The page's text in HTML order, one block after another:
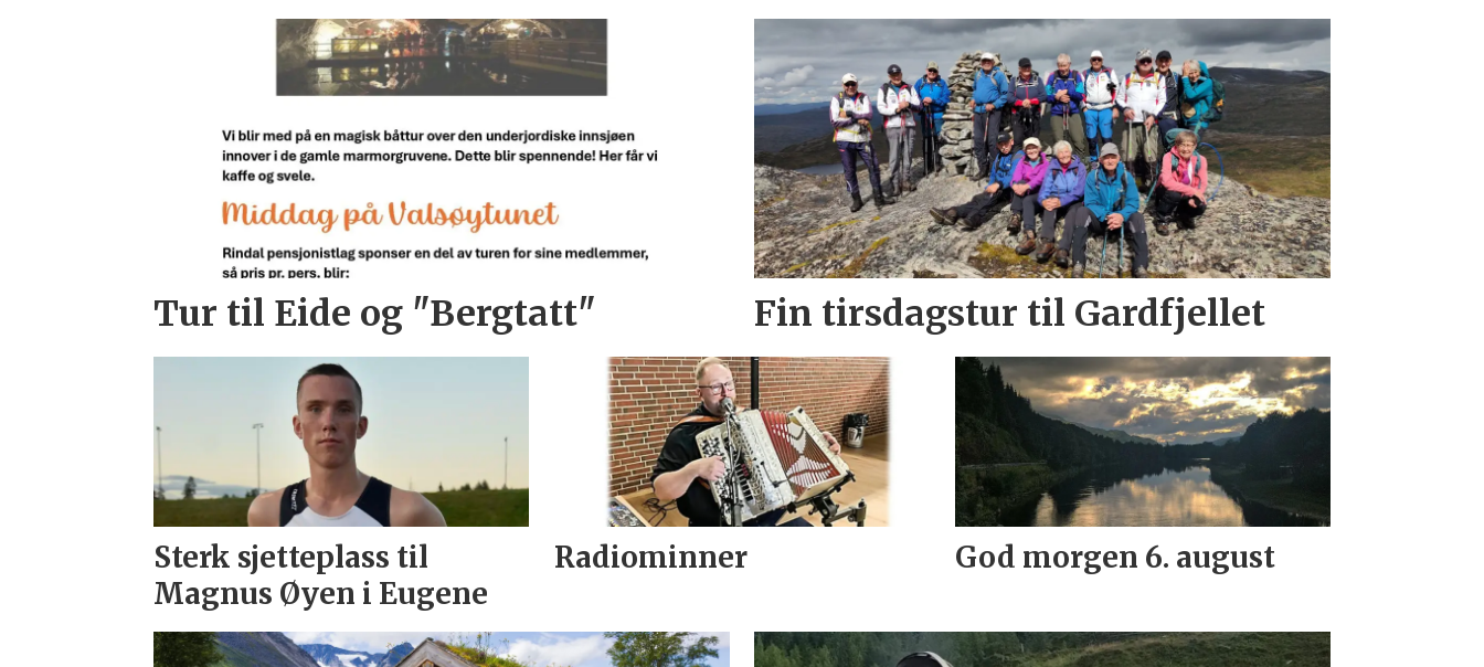
Tur til Eide og "Bergtatt" Fin tirsdagstur til Gardfjellet
Sterk sjetteplass til
Magnus Øyen i Eugene
Radiominner God morgen 6. august